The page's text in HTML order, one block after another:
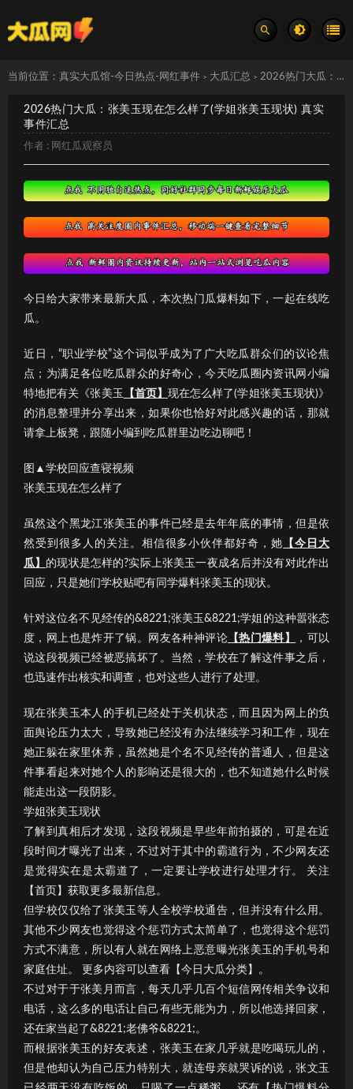
当前位置： 真实大瓜馆-今日热点-网红事件 > 大瓜汇总 > 2026热门大瓜：张美玉现在怎么样了(学姐张美玉现状) 真实事件汇总
2026热门大瓜：张美玉现在怎么样了(学姐张美玉现状) 真实
事件汇总
作者 : 网红瓜观察员
今日给大家带来最新大瓜，本次热门瓜爆料如下，一起在线吃
瓜。
近日，“职业学校”这个词似乎成为了广大吃瓜群众们的议论焦
点；为满足各位吃瓜群众的好奇心，今天吃瓜圈内资讯网小编
特地把有关《张美玉
【首页】 现在怎么样了(学姐张美玉现状)》
的消息整理并分享出来，如果你也恰好对此感兴趣的话，那就
请拿上板凳，跟随小编到吃瓜群里边吃边聊吧！
图▲学校回应查寝视频
张美玉现在怎么样了
虽然这个黑龙江张美玉的事件已经是去年年底的事情，但是依
然受到很多人的关注。相信很多小伙伴都好奇，她 【今日大
瓜】 的现状是怎样的?实际上张美玉一夜成名后并没有对此作出
回应，只是她们学校贴吧有同学爆料张美玉的现状。
针对这位名不见经传的&8221;张美玉&8221;学姐的这种嚣张态
度，网上也是炸开了锅。网友各种神评论【热门爆料】
，可以
说这段视频已经被恶搞坏了。当然，学校在了解这件事之后，
也迅速作出核实和调查，也对这些人进行了处理。
现在张美玉本人的手机已经处于关机状态，而且因为网上的负
面舆论压力太大，导致她已经没有办法继续学习和工作，现在
她正躲在家里休养，虽然她是个名不见经传的普通人，但是这
件事看起来对她个人的影响还是很大的，也不知道她什么时候
能走出这一段阴影。
学姐张美玉现状
了解到真相后才发现，这段视频是早些年前拍摄的，可是在近
段时间才曝光了出来，不过对于其中的霸道行为，不少网友还
是觉得实在是太霸道了，一定要让学校进行处理才行。 关注
【首页】获取更多最新信息。
但学校仅仅给了张美玉等人全校学校通告，但并没有什么用。
其他不少网友也觉得这个惩罚方式太简单了，也觉得这个惩罚
方式不满意，所以有人就在网络上恶意曝光张美玉的手机号和
家庭住址。 更多内容可以查看【今日大瓜分类】。
不过对于于张美月而言，每天几乎几百个短信网传相关争议和
电话，这么多的电话让自己有些无能为力，所以他选择回家，
还在家当起了&8221;老佛爷&8221;。
而根据张美玉的好友表述，张美玉在家几乎就是吃喝玩儿的，
但是他却认为自己压力特别大，就连母亲就哭诉的说，张文玉